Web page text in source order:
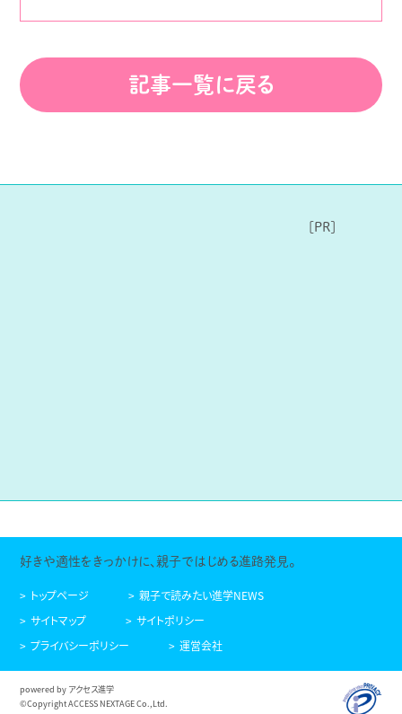
記事一覧に戻る
好きや適性をきっかけに、親子ではじめる進路発見。
トップページ
親子で読みたい進学NEWS
サイトマップ
サイトポリシー
プライバシーポリシー
運営会社
powered by アクセス進学
©Copyright ACCESS NEXTAGE Co.,Ltd.